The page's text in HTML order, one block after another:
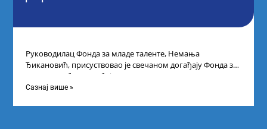
Руководилац Фонда за младе таленте, Немања
Ђикановић, присуствовао је свечаном догађају Фонда за
науку Републике Србије одржаном у Научно-
технолошком парку
Сазнај више »